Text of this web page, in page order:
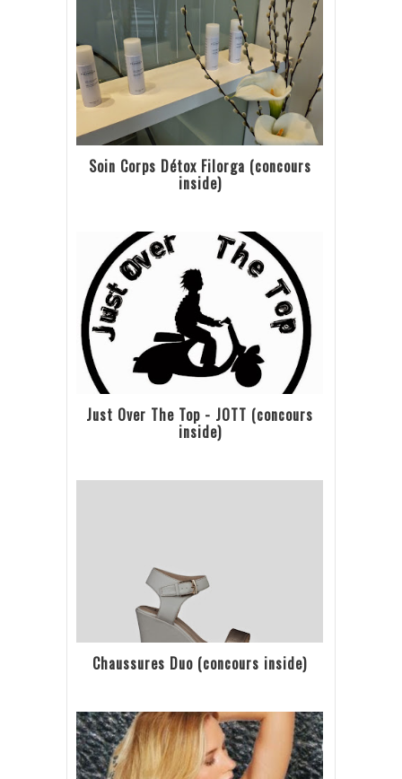
Soin Corps Détox Filorga (concours
inside)
Just Over The Top - JOTT (concours
inside)
Chaussures Duo (concours inside)